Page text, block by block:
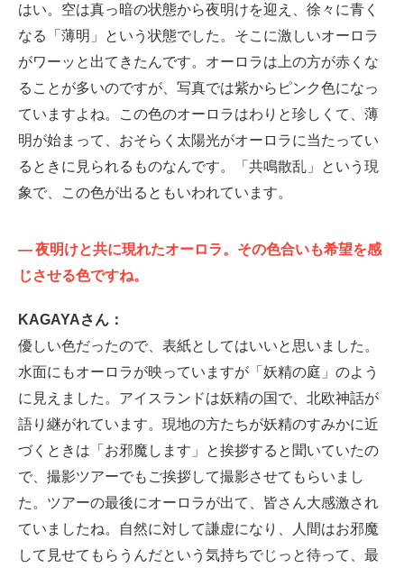
はい。空は真っ暗の状態から夜明けを迎え、徐々に青く
なる「薄明」という状態でした。そこに激しいオーロラ
がワーッと出てきたんです。オーロラは上の方が赤くな
ることが多いのですが、写真では紫からピンク色になっ
ていますよね。この色のオーロラはわりと珍しくて、薄
明が始まって、おそらく太陽光がオーロラに当たってい
るときに見られるものなんです。「共鳴散乱」という現
象で、この色が出るともいわれています。
—夜明けと共に現れたオーロラ。その色合いも希望を感
じさせる色ですね。
KAGAYAさん：
優しい色だったので、表紙としてはいいと思いました。
水面にもオーロラが映っていますが「妖精の庭」のよう
に見えました。アイスランドは妖精の国で、北欧神話が
語り継がれています。現地の方たちが妖精のすみかに近
づくときは「お邪魔します」と挨拶すると聞いていたの
で、撮影ツアーでもご挨拶して撮影させてもらいまし
た。ツアーの最後にオーロラが出て、皆さん大感激され
ていましたね。自然に対して謙虚になり、人間はお邪魔
して見せてもらうんだという気持ちでじっと待って、最